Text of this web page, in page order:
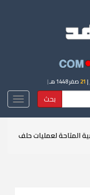
21 صفر 1448 هـ |
بحث
المتاحة لعمليات حلف